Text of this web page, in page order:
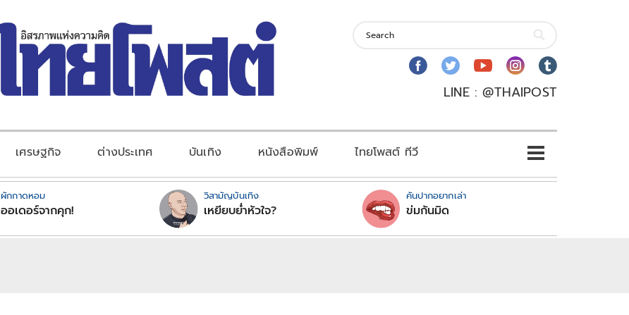
LINE : @THAIPOST
เศรษฐกิจ ต่างประเทศ บันเทิง หนังสือพิมพ์ ไทยโพสต์ ทีวี
ผักกาดหอม
ออเดอร์จากคุก!
วิสามัญบันเทิง
เหยียบย่ำหัวใจ?
คันปากอยากเล่า
ข่มกันมิด